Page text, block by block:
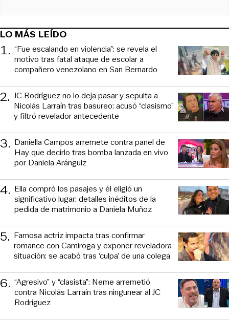
LO MÁS LEÍDO
1. “Fue escalando en violencia”: se revela el
motivo tras fatal ataque de escolar a
compañero venezolano en San Bernardo
2. JC Rodríguez no lo deja pasar y sepulta a
Nicolás Larraín tras basureo: acusó “clasismo”
y filtró revelador antecedente
3. Daniella Campos arremete contra panel de
Hay que decirlo tras bomba lanzada en vivo
por Daniela Aránguiz
4. Ella compró los pasajes y él eligió un
significativo lugar: detalles inéditos de la
pedida de matrimonio a Daniela Muñoz
5. Famosa actriz impacta tras confirmar
romance con Camiroga y exponer reveladora
situación: se acabó tras ‘culpa’ de una colega
6. “Agresivo” y “clasista”: Neme arremetió
contra Nicolás Larraín tras ningunear al JC
Rodríguez